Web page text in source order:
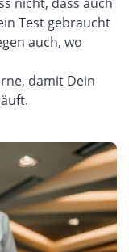
Test gebraucht
auch, wo
, damit Dein